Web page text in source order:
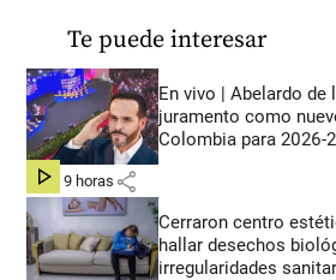
Te puede interesar
En vivo | Abelardo
juramento como
Colombia para 2026-
hace 9 horas share
Cerraron centro
hallar desechos
irregularidades